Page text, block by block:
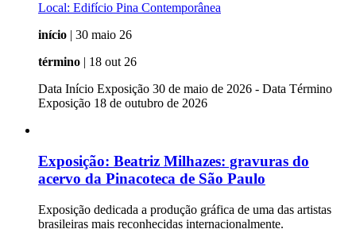
Local: Edifício Pina Contemporânea
início | 30 maio 26
término | 18 out 26
Data Início Exposição 30 de maio de 2026 - Data Término
Exposição 18 de outubro de 2026
Exposição: Beatriz Milhazes: gravuras do
acervo da Pinacoteca de São Paulo
Exposição dedicada a produção gráfica de uma das artistas
brasileiras mais reconhecidas internacionalmente.